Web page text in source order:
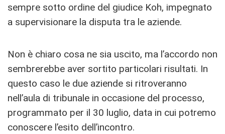
sempre sotto ordine del giudice Koh, impegnato
a supervisionare la disputa tra le aziende.
Non è chiaro cosa ne sia uscito, ma l’accordo non
sembrerebbe aver sortito particolari risultati. In
questo caso le due aziende si ritroveranno
nell’aula di tribunale in occasione del processo,
programmato per il 30 luglio, data in cui potremo
conoscere l’esito dell’incontro.